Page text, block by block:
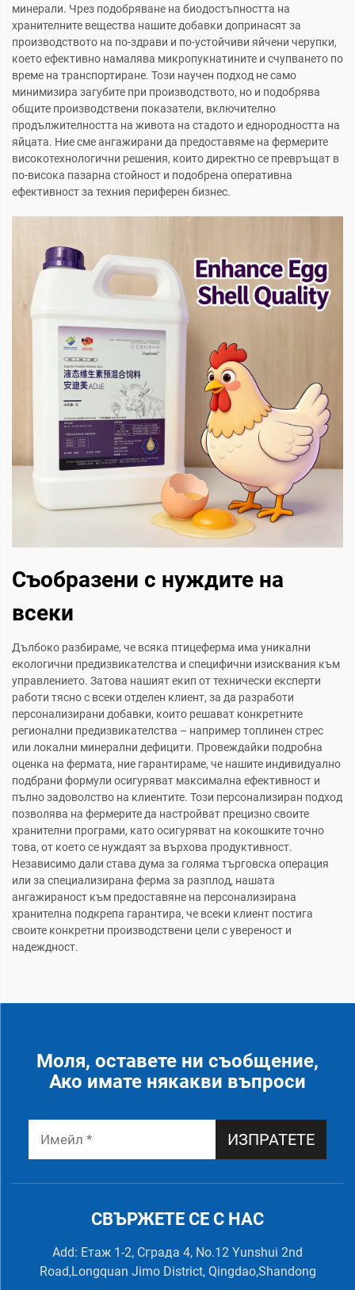
минерали. Чрез подобряване на биодостъпността на
хранителните вещества нашите добавки допринасят за
производството на по-здрави и по-устойчиви яйчени черупки,
което ефективно намалява микропукнатините и счупването по
време на транспортиране. Този научен подход не само
минимизира загубите при производството, но и подобрява
общите производствени показатели, включително
продължителността на живота на стадото и еднородността на
яйцата. Ние сме ангажирани да предоставяме на фермерите
високотехнологични решения, които директно се превръщат в
по-висока пазарна стойност и подобрена оперативна
ефективност за техния периферен бизнес.
Съобразени с нуждите на
всеки
Дълбоко разбираме, че всяка птицеферма има уникални
екологични предизвикателства и специфични изисквания към
управлението. Затова нашият екип от технически експерти
работи тясно с всеки отделен клиент, за да разработи
персонализирани добавки, които решават конкретните
регионални предизвикателства – например топлинен стрес
или локални минерални дефицити. Провеждайки подробна
оценка на фермата, ние гарантираме, че нашите индивидуално
подбрани формули осигуряват максимална ефективност и
пълно задоволство на клиентите. Този персонализиран подход
позволява на фермерите да настройват прецизно своите
хранителни програми, като осигуряват на кокошките точно
това, от което се нуждаят за върхова продуктивност.
Независимо дали става дума за голяма търговска операция
или за специализирана ферма за разплод, нашата
ангажираност към предоставяне на персонализирана
хранителна подкрепа гарантира, че всеки клиент постига
своите конкретни производствени цели с увереност и
надеждност.
Моля, оставете ни съобщение,
Ако имате някакви въпроси
ИЗПРАТЕТЕ
СВЪРЖЕТЕ СЕ С НАС
Add: Етаж 1-2, Сграда 4, No.12 Yunshui 2nd
Road,Longquan Jimo District, Qingdao,Shandong